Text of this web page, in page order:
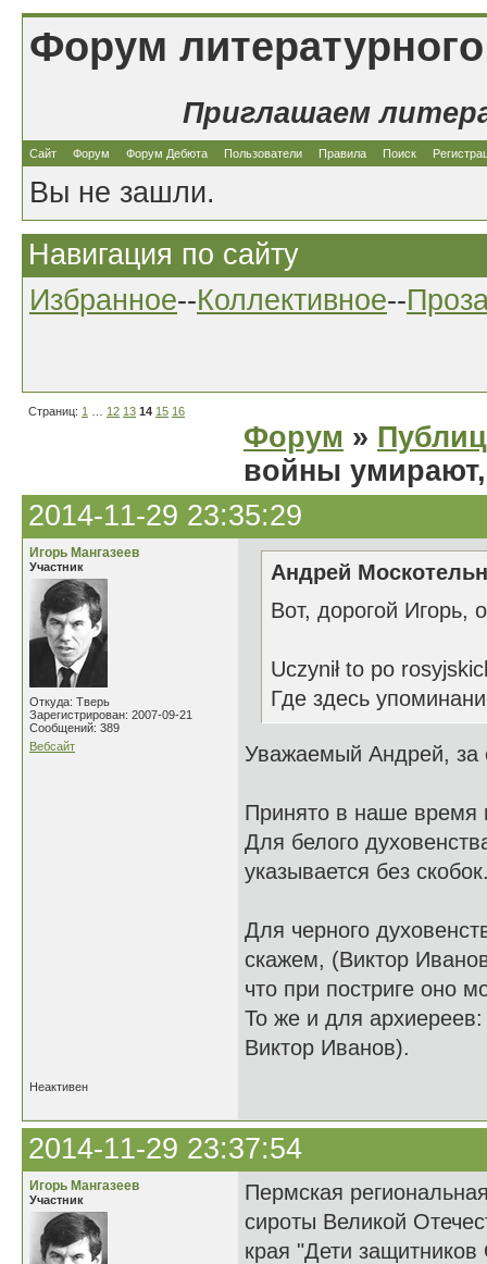
Форум
Приглашаем
Сайт Форум Форум Дебюта Пользователи Правила Поиск
Вы не зашли.
Навигация по сайту
Избранное--Коллективное--
Страниц: 1 12 13 14 15 16
Форум »
войны
2014-11-29 23:35:29
Игорь Мангазеев
Участник
Откуда: Тверь
Зарегистрирован: 2007-09-21
Сообщений: 389
Вебсайт
Андрей
Вот, дорогой Игорь,
Uczynił to po
Где здесь
Уважаемый Андрей, за
Принято в наше время
Для белого
указывается без
Для черного
скажем, (Виктор
что при постриге оно
То же и для
Виктор Иванов).
Неактивен
2014-11-29 23:37:54
Игорь Мангазеев
Участник
Пермская
сироты Великой
края "Дети